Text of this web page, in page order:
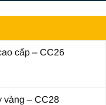
cấp – CC26
vàng – CC28